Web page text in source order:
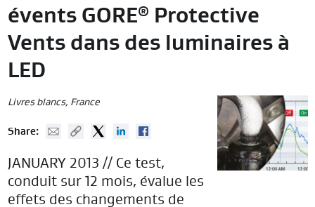
évents GORE®
Protective
Vents dans des luminaires à
LED
Livres blancs, France
Share: Mail Copy URLTwitterLinked In
JANUARY 2013 // Ce test,
conduit sur 12 mois, évalue les
effets des changements de